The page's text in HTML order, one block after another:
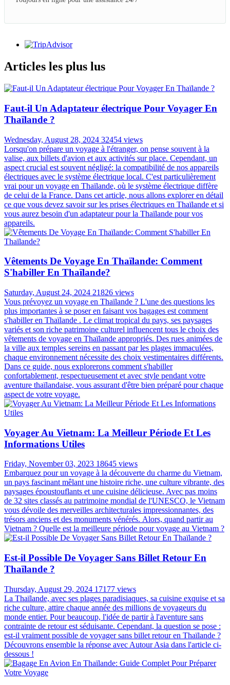
Articles les plus lus
Faut-il Un Adaptateur électrique Pour Voyager En
Thaïlande ?
Wednesday, August 28, 2024 32454 views
Lorsqu'on prépare un voyage à l'étranger, on pense souvent à la
valise, aux billets d'avion et aux activités sur place. Cependant, un
aspect crucial est souvent négligé: la compatibilité de nos appareils
électriques avec le système électrique local. C'est particulièrement
vrai pour un voyage en Thaïlande, où le système électrique diffère
de celui de la France. Dans cet article, nous allons explorer en détail
ce que vous devez savoir sur les prises électriques en Thaïlande et si
vous aurez besoin d'un adaptateur pour la Thaïlande pour vos
appareils.
Vêtements De Voyage En Thaïlande: Comment
S'habiller En Thaïlande?
Saturday, August 24, 2024 21826 views
Vous prévoyez un voyage en Thaïlande ? L'une des questions les
plus importantes à se poser en faisant vos bagages est comment
s'habiller en Thaïlande . Le climat tropical du pays, ses paysages
variés et son riche patrimoine culturel influencent tous le choix des
vêtements de voyage en Thaïlande appropriés. Des rues animées de
la ville aux temples sereins en passant par les plages immaculées,
chaque environnement nécessite des choix vestimentaires différents.
Dans ce guide, nous explorerons comment s'habiller
confortablement, respectueusement et avec style pendant votre
aventure thaïlandaise, vous assurant d'être bien préparé pour chaque
aspect de votre voyage.
Voyager Au Vietnam: La Meilleur Période Et Les
Informations Utiles
Friday, November 03, 2023 18645 views
Embarquez pour un voyage à la découverte du charme du Vietnam,
un pays fascinant mêlant une histoire riche, une culture vibrante, des
paysages époustouflants et une cuisine délicieuse. Avec pas moins
de 32 sites classés au patrimoine mondial de l'UNESCO, le Vietnam
vous dévoile des merveilles architecturales impressionnantes, des
trésors anciens et des monuments vénérés. Alors, quand partir au
Vietnam ? Quelle est la meilleure période pour voyage au Vietnam ?
Est-il Possible De Voyager Sans Billet Retour En
Thaïlande ?
Thursday, August 29, 2024 17177 views
La Thaïlande, avec ses plages paradisiaques, sa cuisine exquise et sa
riche culture, attire chaque année des millions de voyageurs du
monde entier. Pour beaucoup, l'idée de partir à l'aventure sans
contrainte de retour est séduisante. Cependant, la question se pose :
est-il vraiment possible de voyager sans billet retour en Thaïlande ?
Découvrons ensemble la réponse avec Autour Asia dans l'article ci-
dessous !